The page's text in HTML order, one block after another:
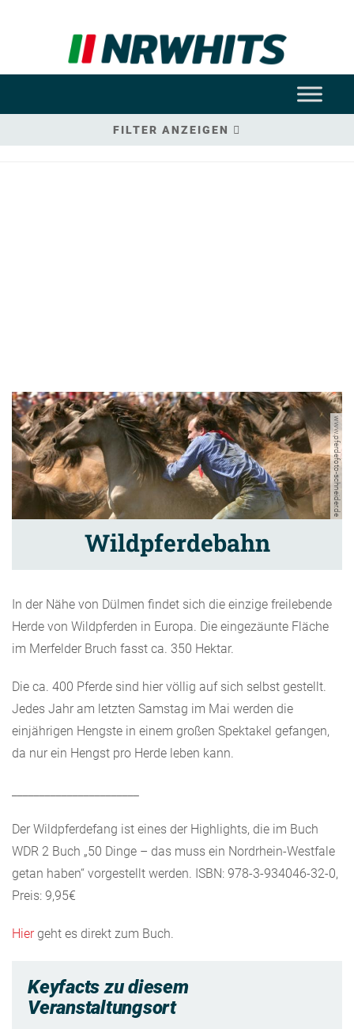
FILTER ANZEIGEN
www.pferdefoto-schneider.de
Wildpferdebahn
In der Nähe von Dülmen findet sich die einzige freilebende
Herde von Wildpferden in Europa. Die eingezäunte Fläche
im Merfelder Bruch fasst ca. 350 Hektar.
Die ca. 400 Pferde sind hier völlig auf sich selbst gestellt.
Jedes Jahr am letzten Samstag im Mai werden die
einjährigen Hengste in einem großen Spektakel gefangen,
da nur ein Hengst pro Herde leben kann.
Der Wildpferdefang ist eines der Highlights, die im Buch
WDR 2 Buch „50 Dinge – das muss ein Nordrhein-Westfale
getan haben“ vorgestellt werden. ISBN: 978-3-934046-32-0,
Preis: 9,95€
Hiergeht es direkt zum Buch.
Keyfacts zu diesem
Veranstaltungsort